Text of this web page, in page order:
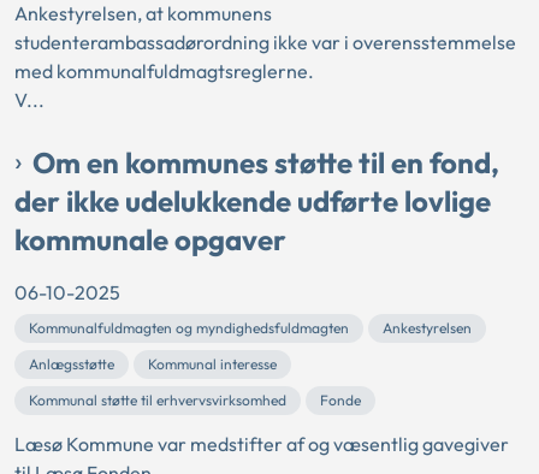
Ankestyrelsen, at kommunens
studenterambassadørordning ikke var i overensstemmelse
med kommunalfuldmagtsreglerne.
V...
Om en kommunes støtte til en fond,
der ikke udelukkende udførte lovlige
kommunale opgaver
06-10-2025
Kommunalfuldmagten og myndighedsfuldmagten
Ankestyrelsen
Anlægsstøtte
Kommunal interesse
Kommunal støtte til erhvervsvirksomhed
Fonde
Læsø Kommune var medstifter af og væsentlig gavegiver